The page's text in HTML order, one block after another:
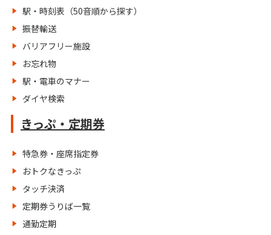
駅・時刻表（50音順から探す）
振替輸送
バリアフリー施設
お忘れ物
駅・電車のマナー
ダイヤ検索
きっぷ・定期券
特急券・座席指定券
おトクなきっぷ
タッチ決済
定期券うりば一覧
通勤定期